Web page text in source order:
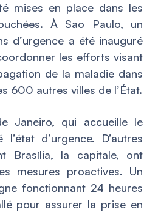
mises en place dans les
À Sao Paulo, un
d’urgence a été inauguré
les efforts visant
de la maladie dans
600 autres villes de l’État.
Janeiro, qui accueille le
d’urgence. D’autres
Brasília, la capitale, ont
mesures proactives. Un
fonctionnant 24 heures
pour assurer la prise en